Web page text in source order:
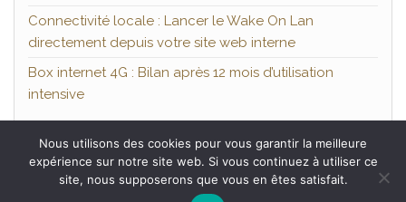
Connectivité locale : Lancer le Wake On Lan
directement depuis votre site web interne
Box internet 4G : Bilan après 12 mois d’utilisation
intensive
Fièrement propulsé par WordPress |Thème :Head
Blog
Nous utilisons des cookies pour vous garantir la meilleure
expérience sur notre site web. Si vous continuez à utiliser ce
site, nous supposerons que vous en êtes satisfait.